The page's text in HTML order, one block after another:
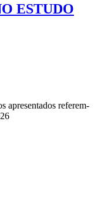
ESTUDO
apresentados referem-